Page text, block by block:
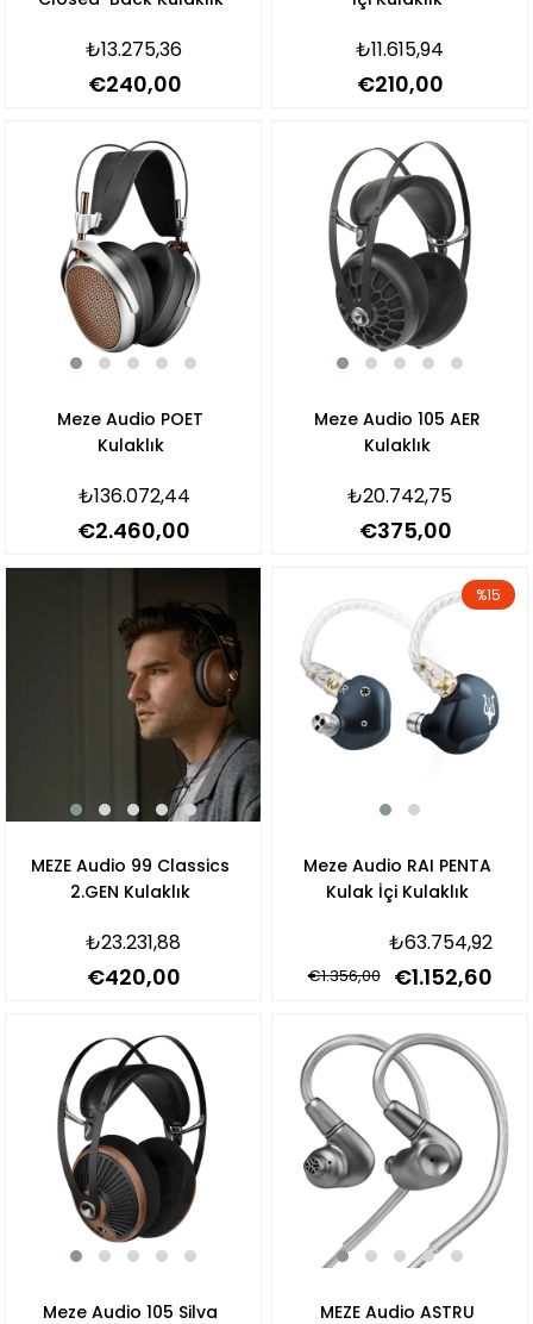
₺13.275,36
€240,00
₺11.615,94
€210,00
Meze Audio POET
Kulaklık
₺136.072,44
€2.460,00
Meze Audio 105 AER
Kulaklık
₺20.742,75
€375,00
MEZE Audio 99 Classics
2.GEN Kulaklık
₺23.231,88
€420,00
Meze Audio RAI PENTA
Kulak İçi Kulaklık
₺63.754,92
€1.152,60
€1.356,00
%15
Meze Audio 105 Silva
MEZE Audio ASTRU